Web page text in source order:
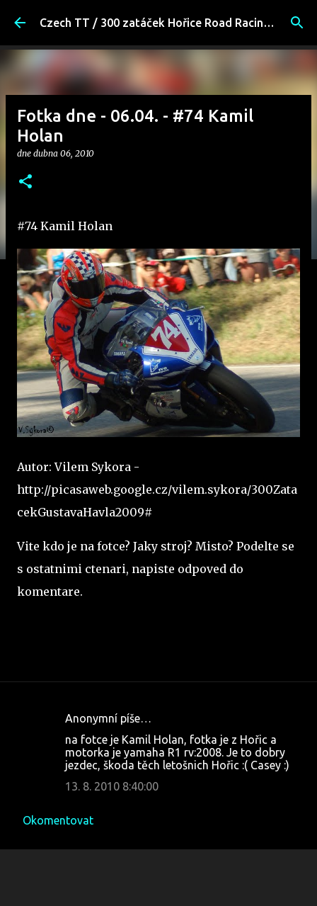
Přeskočit na hlavní obsah Czech TT / 300 zatáček Hořice Road Racing Fans
Fotka dne - 06.04. - #74 Kamil
Holan
dne dubna 06, 2010
#74 Kamil Holan
Autor: Vilem Sykora -
http://picasaweb.google.cz/vilem.sykora/300Zata
cekGustavaHavla2009#
Vite kdo je na fotce? Jaky stroj? Misto? Podelte se
s ostatnimi ctenari, napiste odpoved do
komentare.
t
á
Anonymní píše…
na fotce je Kamil Holan, fotka je z Hořic a
motorka je yamaha R1 rv:2008. Je to dobry
jezdec, škoda těch letošnich Hořic :( Casey :)
13. 8. 2010 8:40:00
Okomentovat